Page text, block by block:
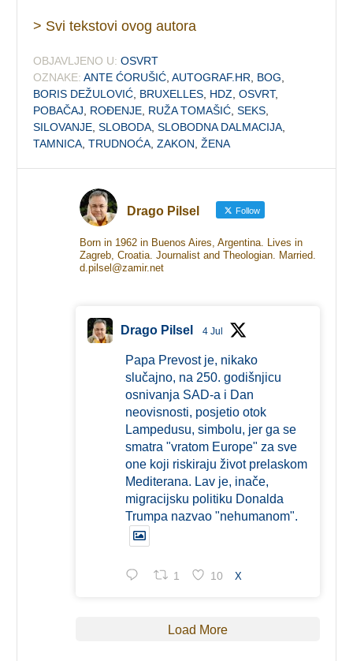
> Svi tekstovi ovog autora
OBJAVLJENO U: OSVRT
OZNAKE: ANTE ĆORUŠIĆ ,AUTOGRAF.HR BOG
BORIS DEŽULOVIĆ BRUXELLES HDZ ,OSVRT,
POBAČAJ
ROĐENJE RUŽA TOMAŠIĆ ,SEKS
SILOVANJE ,SLOBODA ,SLOBODNA DALMACIJA
TAMNICA ,TRUDNOĆA ,ZAKON ,ŽENA
Drago Pilsel Follow
Born in 1962 in Buenos Aires, Argentina. Lives in
Zagreb, Croatia. Journalist and Theologian. Married.
d.pilsel@zamir.net
Drago Pilsel 4 Jul
Papa Prevost je, nikako
slučajno, na 250. godišnjicu
osnivanja SAD-a i Dan
neovisnosti, posjetio otok
Lampedusu, simbolu, jer ga se
smatra "vratom Europe" za sve
one koji riskiraju život prelaskom
Mediterana. Lav je, inače,
migracijsku politiku Donalda
Trumpa nazvao "nehumanom".
1 10 X
Load More